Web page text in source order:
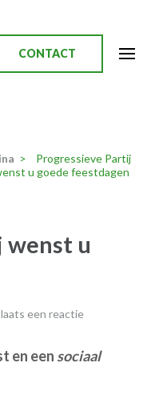
CONTACT
>
Progressieve Partij
u goede feestdagen
wenst u
een reactie
en een sociaal